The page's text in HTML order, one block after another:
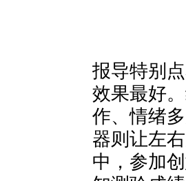
报导特别
效果最好
作、情绪
器则让左
中，参加